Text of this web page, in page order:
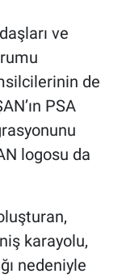
ve
de
PSA
logosu da
karayolu,
nedeniyle